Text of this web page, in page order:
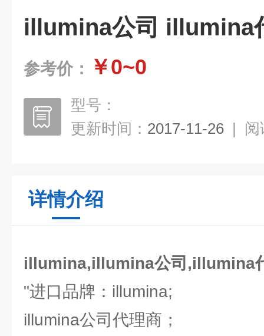
illumina公司 illumina
参考价： ￥0~0
型号：
更新时间： 2017-11-26 | 阅
详情介绍
illumina,illumina公司,illumina
"进口品牌：illumina;
illumina公司代理商；